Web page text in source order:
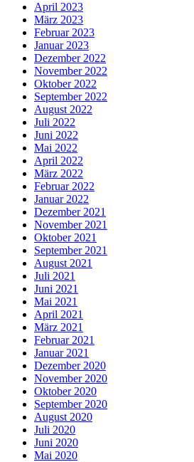
April 2023
März 2023
Februar 2023
Januar 2023
Dezember 2022
November 2022
Oktober 2022
September 2022
August 2022
Juli 2022
Juni 2022
Mai 2022
April 2022
März 2022
Februar 2022
Januar 2022
Dezember 2021
November 2021
Oktober 2021
September 2021
August 2021
Juli 2021
Juni 2021
Mai 2021
April 2021
März 2021
Februar 2021
Januar 2021
Dezember 2020
November 2020
Oktober 2020
September 2020
August 2020
Juli 2020
Juni 2020
Mai 2020